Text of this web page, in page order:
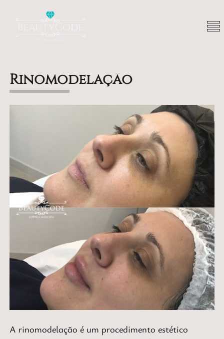
Rinomodelação
A rinomodelação é um procedimento estético